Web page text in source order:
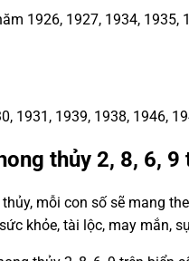
1926, 1927, 1934, 1935,
1931, 1939, 1938, 1946,
thủy 2, 8, 6, 9
mỗi con số sẽ mang
khỏe, tài lộc, may mắn,